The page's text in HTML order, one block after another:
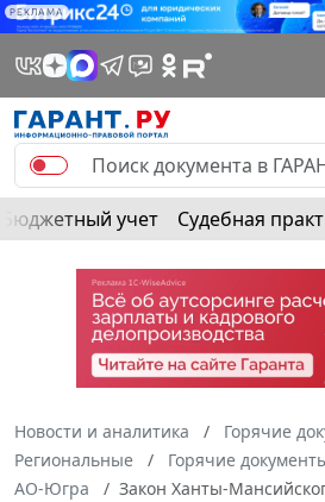
РЕКЛАМА
Бюджетный учет Судебная
Новости и аналитика
Горячие
Региональные
Горячие
АО-Югра
Закон Ханты-